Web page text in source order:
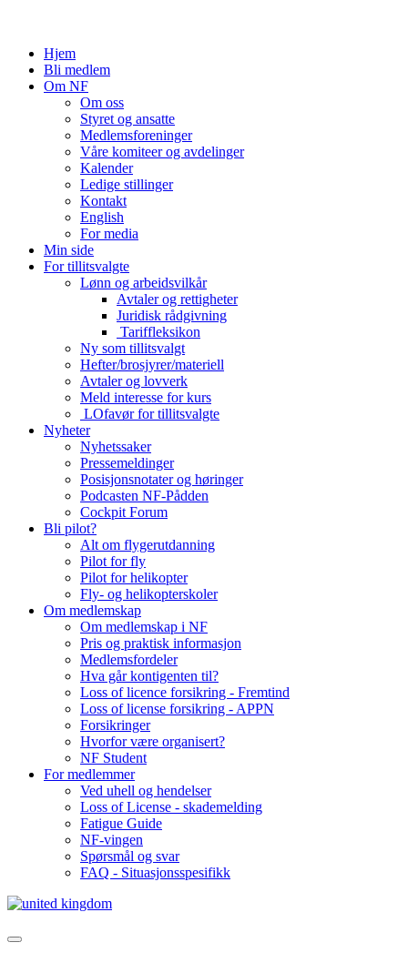
Hjem
Bli medlem
Om NF
Om oss
Styret og ansatte
Medlemsforeninger
Våre komiteer og avdelinger
Kalender
Ledige stillinger
Kontakt
English
For media
Min side
For tillitsvalgte
Lønn og arbeidsvilkår
Avtaler og rettigheter
Juridisk rådgivning
Tariffleksikon
Ny som tillitsvalgt
Hefter/brosjyrer/materiell
Avtaler og lovverk
Meld interesse for kurs
LOfavør for tillitsvalgte
Nyheter
Nyhetssaker
Pressemeldinger
Posisjonsnotater og høringer
Podcasten NF-Pådden
Cockpit Forum
Bli pilot?
Alt om flygerutdanning
Pilot for fly
Pilot for helikopter
Fly- og helikopterskoler
Om medlemskap
Om medlemskap i NF
Pris og praktisk informasjon
Medlemsfordeler
Hva går kontigenten til?
Loss of licence forsikring - Fremtind
Loss of license forsikring - APPN
Forsikringer
Hvorfor være organisert?
NF Student
For medlemmer
Ved uhell og hendelser
Loss of License - skademelding
Fatigue Guide
NF-vingen
Spørsmål og svar
FAQ - Situasjonsspesifikk